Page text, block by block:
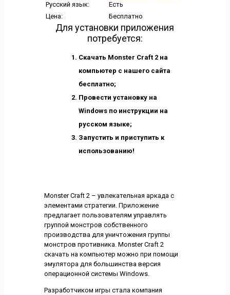
Русский язык:
Есть
Цена:
Бесплатно
Для установки приложения
потребуется:
Скачать Monster Craft 2 на
компьютер с нашего сайта
бесплатно;
Провести установку на
Windows по инструкции на
русском языке;
Запустить и приступить к
использованию!
Monster Craft 2 – увлекательная аркада с
элементами стратегии. Приложение
предлагает пользователям управлять
группой монстров собственного
производства для уничтожения группы
монстров противника. Monster Craft 2
скачать на компьютер можно при помощи
эмулятора для большинства версия
операционной системы Windows.
Разработчиком игры стала компания